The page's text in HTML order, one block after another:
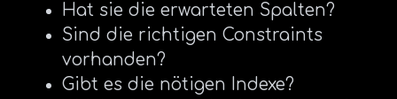
Hat sie die erwarteten Spalten?
Sind die richtigen Constraints
vorhanden?
Gibt es die nötigen Indexe?